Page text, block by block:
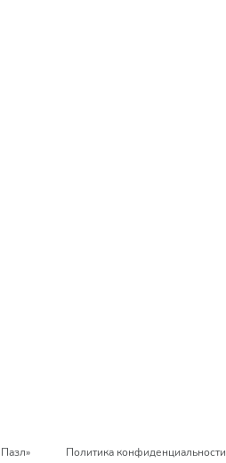
Политика конфиденциальности